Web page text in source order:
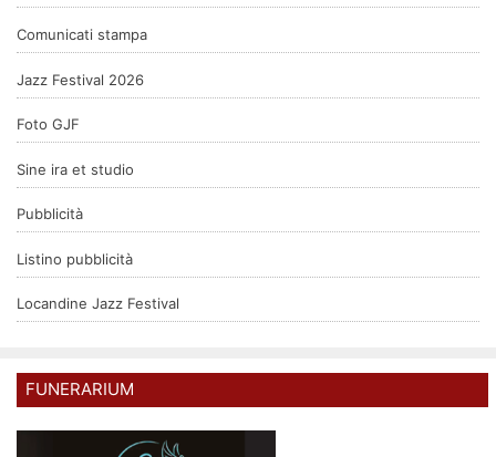
Comunicati stampa
Jazz Festival 2026
Foto GJF
Sine ira et studio
Pubblicità
Listino pubblicità
Locandine Jazz Festival
FUNERARIUM